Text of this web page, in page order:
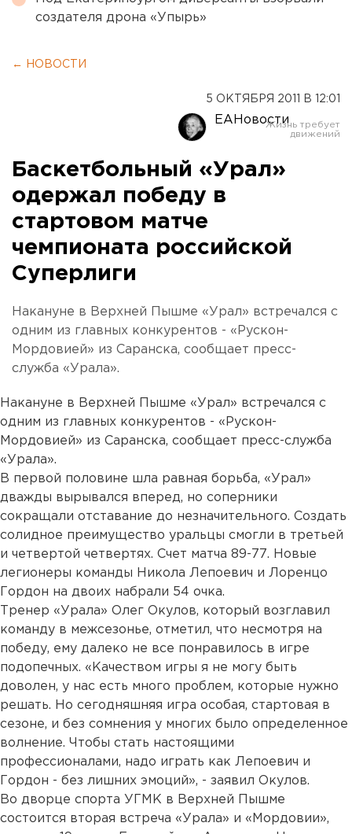
создателя дрона «Упырь»
← НОВОСТИ
5 ОКТЯБРЯ 2011 В 12:01
ЕАНовости
Баскетбольный «Урал»
одержал победу в
стартовом матче
чемпионата российской
Суперлиги
Накануне в Верхней Пышме «Урал» встречался с
одним из главных конкурентов - «Рускон-
Мордовией» из Саранска, сообщает пресс-
служба «Урала».
Накануне в Верхней Пышме «Урал» встречался с
одним из главных конкурентов - «Рускон-
Мордовией» из Саранска, сообщает пресс-служба
«Урала».
В первой половине шла равная борьба, «Урал»
дважды вырывался вперед, но соперники
сокращали отставание до незначительного. Создать
солидное преимущество уральцы смогли в третьей
и четвертой четвертях. Счет матча 89-77. Новые
легионеры команды Никола Лепоевич и Лоренцо
Гордон на двоих набрали 54 очка.
Тренер «Урала» Олег Окулов, который возглавил
команду в межсезонье, отметил, что несмотря на
победу, ему далеко не все понравилось в игре
подопечных. «Качеством игры я не могу быть
доволен, у нас есть много проблем, которые нужно
решать. Но сегодняшняя игра особая, стартовая в
сезоне, и без сомнения у многих было определенное
волнение. Чтобы стать настоящими
профессионалами, надо играть как Лепоевич и
Гордон - без лишних эмоций», - заявил Окулов.
Во дворце спорта УГМК в Верхней Пышме
состоится вторая встреча «Урала» и «Мордовии»,